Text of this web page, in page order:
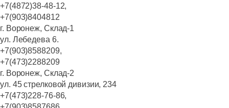
+7(4872)38-48-12,
+7(903)8404812
г. Воронеж, Склад-1
ул. Лебедева 6.
+7(903)8588209,
+7(473)2288209
г. Воронеж, Склад-2
ул. 45 стрелковой дивизии, 234
+7(473)228-76-86,